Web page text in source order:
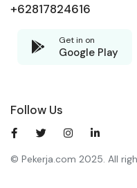
+62817824616
Get in on
Google Play
Follow Us
© Pekerja.com 2025. All